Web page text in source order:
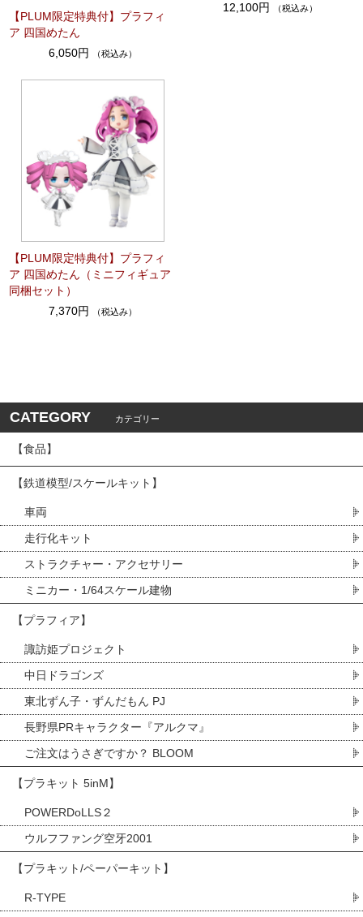
【PLUM限定特典付】プラフィ
ア 四国めたん
6,050円
（税込み）
12,100円
（税込み）
【PLUM限定特典付】プラフィ
ア 四国めたん（ミニフィギュア
同梱セット）
7,370円
（税込み）
CATEGORY カテゴリー
【食品】
【鉄道模型/スケールキット】
車両
走行化キット
ストラクチャー・アクセサリー
ミニカー・1/64スケール建物
【プラフィア】
諏訪姫プロジェクト
中日ドラゴンズ
東北ずん子・ずんだもん PJ
長野県PRキャラクター『アルクマ』
ご注文はうさぎですか？ BLOOM
【プラキット 5inM】
POWERDoLLS２
ウルフファング空牙2001
【プラキット/ペーパーキット】
R-TYPE